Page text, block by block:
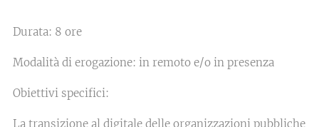
Durata: 8 ore
Modalità di erogazione: in remoto e/o in presenza
Obiettivi specifici:
La transizione al digitale delle organizzazioni pubbliche